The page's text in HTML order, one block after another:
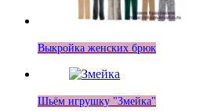
Выкройка женских брюк
Шьём игрушку "Змейка"